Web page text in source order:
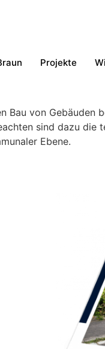
Projekte
von Gebäuden
sind dazu die
Ebene.